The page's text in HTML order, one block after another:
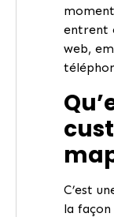
entrent
web,
C’est
la